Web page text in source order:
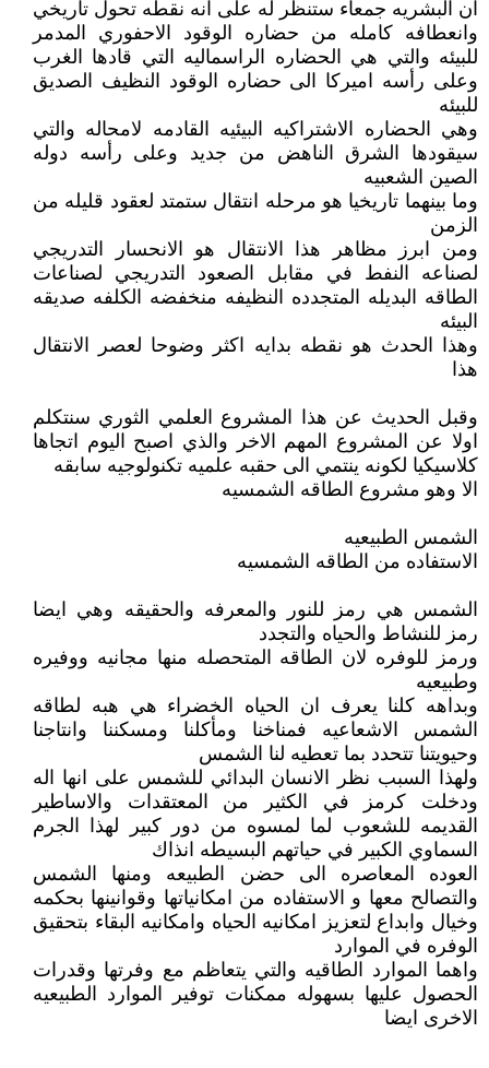
ان البشريه جمعاء ستنظر له على انه نقطه تحول تاريخي
وانعطافه كامله من حضاره الوقود الاحفوري المدمر
للبيئه والتي هي الحضاره الراسماليه التي قادها الغرب
وعلى رأسه اميركا الى حضاره الوقود النظيف الصديق
للبيئه
وهي الحضاره الاشتراكيه البيئيه القادمه لامحاله والتي
سيقودها الشرق الناهض من جديد وعلى رأسه دوله
الصين الشعبيه
وما بينهما تاريخيا هو مرحله انتقال ستمتد لعقود قليله من
الزمن
ومن ابرز مظاهر هذا الانتقال هو الانحسار التدريجي
لصناعه النفط في مقابل الصعود التدريجي لصناعات
الطاقه البديله المتجدده النظيفه منخفضه الكلفه صديقه
البيئه
وهذا الحدث هو نقطه بدايه اكثر وضوحا لعصر الانتقال
هذا
وقبل الحديث عن هذا المشروع العلمي الثوري سنتكلم
اولا عن المشروع المهم الاخر والذي اصبح اليوم اتجاها
كلاسيكيا لكونه ينتمي الى حقبه علميه تكنولوجيه سابقه
الا وهو مشروع الطاقه الشمسيه
الشمس الطبيعيه
الاستفاده من الطاقه الشمسيه
الشمس هي رمز للنور والمعرفه والحقيقه وهي ايضا
رمز للنشاط والحياه والتجدد
ورمز للوفره لان الطاقه المتحصله منها مجانيه ووفيره
وطبيعيه
وبداهه كلنا يعرف ان الحياه الخضراء هي هبه لطاقه
الشمس الاشعاعيه فمناخنا ومأكلنا ومسكننا وانتاجنا
وحيويتنا تتحدد بما تعطيه لنا الشمس
ولهذا السبب نظر الانسان البدائي للشمس على انها اله
ودخلت كرمز في الكثير من المعتقدات والاساطير
القديمه للشعوب لما لمسوه من دور كبير لهذا الجرم
السماوي الكبير في حياتهم البسيطه انذاك
العوده المعاصره الى حضن الطبيعه ومنها الشمس
والتصالح معها و الاستفاده من امكانياتها وقوانينها بحكمه
وخيال وابداع لتعزيز امكانيه الحياه وامكانيه البقاء بتحقيق
الوفره في الموارد
واهما الموارد الطاقيه والتي يتعاظم مع وفرتها وقدرات
الحصول عليها بسهوله ممكنات توفير الموارد الطبيعيه
الاخرى ايضا